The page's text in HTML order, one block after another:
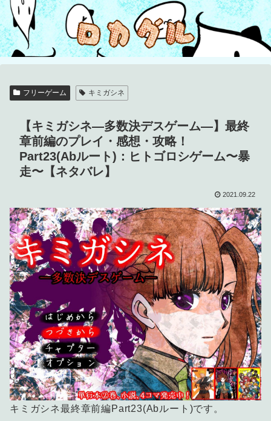
フリーゲーム キミガシネ
【キミガシネ―多数決デスゲーム―】最終
章前編のプレイ・感想・攻略！
Part23(Abルート)：ヒトゴロシゲーム〜暴
走〜【ネタバレ】
2021.09.22
キミガシネ最終章前編Part23(Abルート)です。